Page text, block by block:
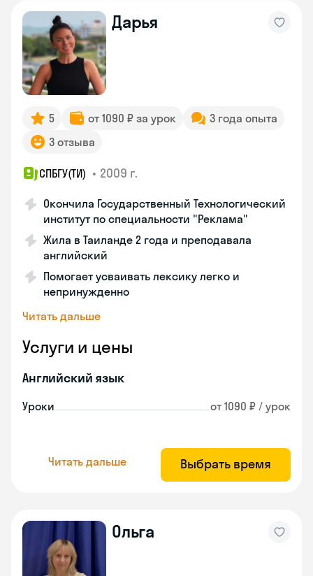
Дарья
5 от 1090 ₽ за урок
3 года опыта
3 отзыва
СПБГУ(ТИ) • 2009 г.
Окончила Государственный Технологический
институт по специальности "Реклама"
Жила в Таиланде 2 года и преподавала
английский
Помогает усваивать лексику легко и
непринужденно
Читать дальше
Услуги и цены
Английский язык
Уроки от 1090 ₽ / урок
Читать дальше Выбрать время
Ольга